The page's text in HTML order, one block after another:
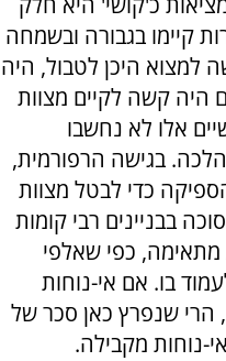
קיימו בגבורה ובשמחה
למצוא היכן לטבול, היה
היה קשה לקיים מצוות
אלו לא נחשבו
בגישה הרפורמית,
כדי לבטל מצוות
בבניינים רבי קומות
מתאימה, כפי שאלפי
בו. אם אי-נוחות
הרי שנפרץ כאן סכר של
נוחות מקבילה.